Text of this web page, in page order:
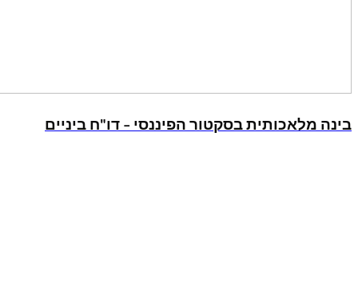
בינה מלאכותית בסקטור הפיננסי – דו"ח ביניים